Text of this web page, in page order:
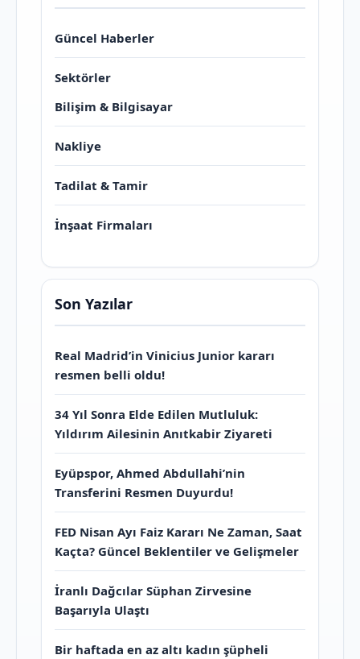
Güncel Haberler
Sektörler
Bilişim & Bilgisayar
Nakliye
Tadilat & Tamir
İnşaat Firmaları
Son Yazılar
Real Madrid’in Vinicius Junior kararı
resmen belli oldu!
34 Yıl Sonra Elde Edilen Mutluluk:
Yıldırım Ailesinin Anıtkabir Ziyareti
Eyüpspor, Ahmed Abdullahi’nin
Transferini Resmen Duyurdu!
FED Nisan Ayı Faiz Kararı Ne Zaman, Saat
Kaçta? Güncel Beklentiler ve Gelişmeler
İranlı Dağcılar Süphan Zirvesine
Başarıyla Ulaştı
Bir haftada en az altı kadın şüpheli